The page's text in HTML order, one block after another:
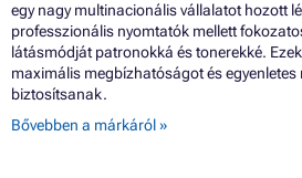
egy nagy multinacionális vállalatot hozott
professzionális nyomtatók mellett
látásmódját patronokká és tonerekké.
maximális megbízhatóságot és
biztosítsanak.
Bővebben a márkáról »